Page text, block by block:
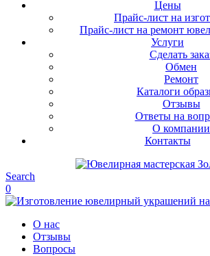
Цены
Прайс-лист на
Прайс-лист на ремонт
Услуги
Сделать
Обмен
Ремонт
Каталоги
Отзывы
Ответы на
О компании
Контакты
Search
0
О нас
Отзывы
Вопросы